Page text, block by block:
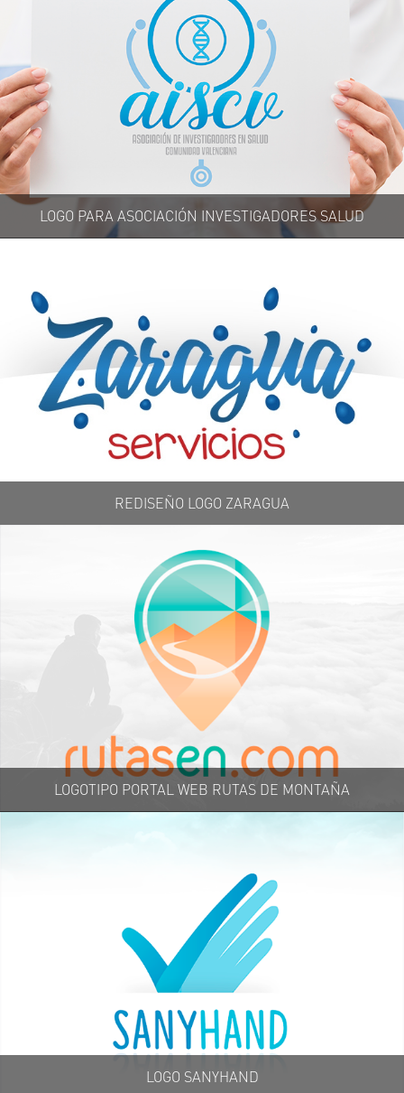
LOGO PARA ASOCIACIÓN INVESTIGADORES SALUD
REDISEÑO LOGO ZARAGUA
LOGOTIPO PORTAL WEB RUTAS DE MONTAÑA
LOGO SANYHAND